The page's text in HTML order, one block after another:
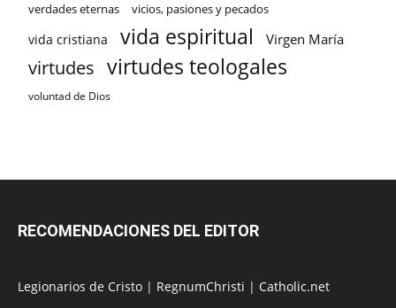
verdades eternas vicios, pasiones y pecados
vida cristiana vida espiritual Virgen María
virtudes virtudes teologales
voluntad de Dios
RECOMENDACIONES DEL EDITOR
Legionarios de Cristo | RegnumChristi | Catholic.net